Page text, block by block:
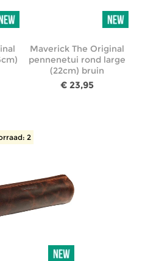
Maverick The Original
pennenetui rond large
(22cm) bruin
€ 23,95
2